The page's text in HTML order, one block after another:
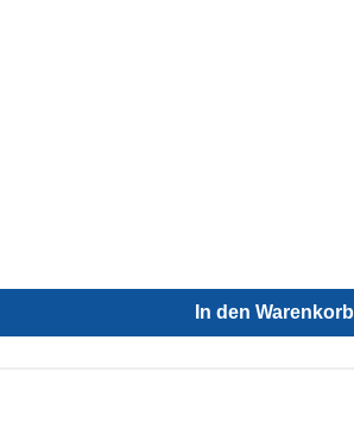
In den Warenkorb